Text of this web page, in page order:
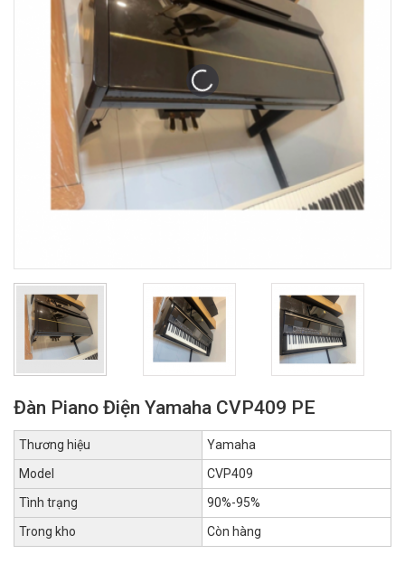
Đàn Piano Điện Yamaha CVP409 PE
Thương hiệu
Yamaha
Model
CVP409
Tình trạng
90%-95%
Trong kho
Còn hàng